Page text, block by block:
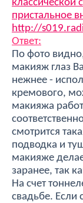
классической
пристальное
http://
Ответ:
По фото
макияж глаз
нежнее -
кремового,
макияжа
смотрится
подводка и
макияже
заранее, так
На счет
свадьбе. Если